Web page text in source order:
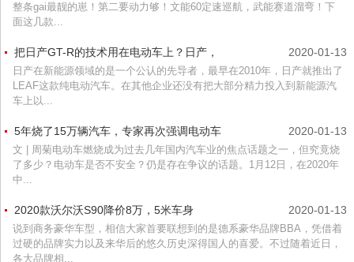
整条gai最靓的崽！第二要动力够！文能60定速巡航，武能赛道溜弯！下
面这几款...
2020-01-13
把日产GT-R的技术用在电动车上？日产，
日产在新能源领域的是一个公认的先导者，最早在2010年，日产就推出了
LEAF这款纯电动汽车。在其他企业还没有把大部分精力投入到新能源汽
车上以...
2020-01-13
5年烧了15万辆汽车，专家再次强调电动车
文 | 周菊电动车燃烧成为过去几年国内汽车业的焦点话题之一，但究竟烧
了多少？电动车是否不安全？仍是存在争议的话题。1月12日，在2020年
中...
2020-01-13
2020款沃尔沃S90降价8万，5米车身
说到商务豪华车型，相信大家首要联想到的是德系豪华品牌BBA，凭借着
过硬的品牌实力以及来华后的悠久历史深得国人的喜爱。不过随着近日，
各大品牌相...